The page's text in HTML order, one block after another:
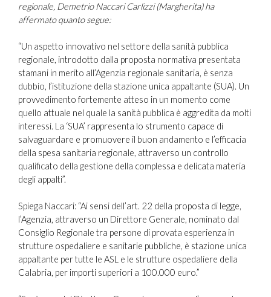
regionale, Demetrio Naccari Carlizzi (Margherita) ha
affermato quanto segue:
“Un aspetto innovativo nel settore della sanità pubblica
regionale, introdotto dalla proposta normativa presentata
stamani in merito all’Agenzia regionale sanitaria, è senza
dubbio, l’istituzione della stazione unica appaltante (SUA). Un
provvedimento fortemente atteso in un momento come
quello attuale nel quale la sanità pubblica è aggredita da molti
interessi. La ‘SUA’ rappresenta lo strumento capace di
salvaguardare e promuovere il buon andamento e l’efficacia
della spesa sanitaria regionale, attraverso un controllo
qualificato della gestione della complessa e delicata materia
degli appalti”.
Spiega Naccari: “Ai sensi dell’art. 22 della proposta di legge,
l’Agenzia, attraverso un Direttore Generale, nominato dal
Consiglio Regionale tra persone di provata esperienza in
strutture ospedaliere e sanitarie pubbliche, è stazione unica
appaltante per tutte le ASL e le strutture ospedaliere della
Calabria, per importi superiori a 100.000 euro.”